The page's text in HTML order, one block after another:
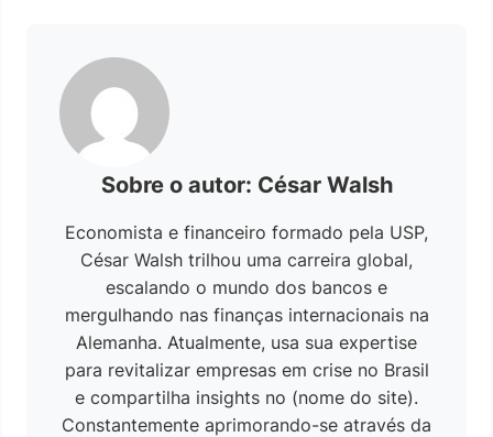
Sobre o autor: César Walsh
Economista e financeiro formado pela USP,
César Walsh trilhou uma carreira global,
escalando o mundo dos bancos e
mergulhando nas finanças internacionais na
Alemanha. Atualmente, usa sua expertise
para revitalizar empresas em crise no Brasil
e compartilha insights no (nome do site).
Constantemente aprimorando-se através da